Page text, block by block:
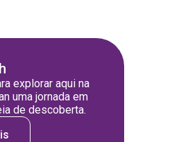
explorar aqui na
uma jornada em
de descoberta.